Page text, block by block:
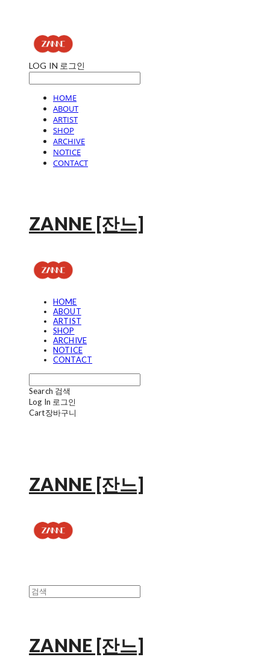
LOG IN 로그인
HOME
ABOUT
ARTIST
SHOP
ARCHIVE
NOTICE
CONTACT
ZANNE [잔느]
HOME
ABOUT
ARTIST
SHOP
ARCHIVE
NOTICE
CONTACT
Search 검색
Log In 로그인
Cart장바구니
ZANNE [잔느]
ZANNE [잔느]